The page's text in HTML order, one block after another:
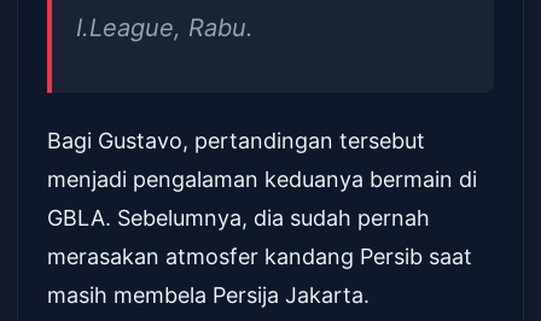
I.League, Rabu.
Bagi Gustavo, pertandingan tersebut
menjadi pengalaman keduanya bermain di
GBLA. Sebelumnya, dia sudah pernah
merasakan atmosfer kandang Persib saat
masih membela Persija Jakarta.